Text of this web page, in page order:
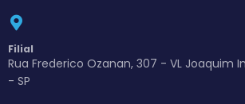
Filial
Rua Frederico Ozanan, 307 - VL Joaquim
- SP